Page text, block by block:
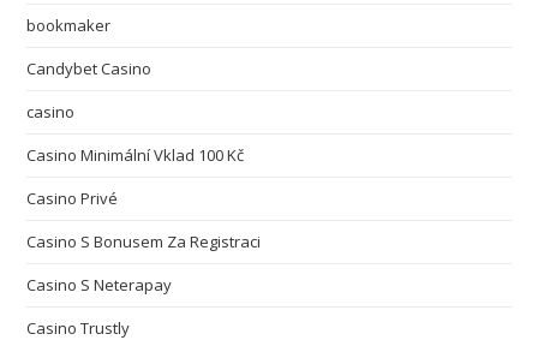
bookmaker
Candybet Casino
casino
Casino Minimální Vklad 100 Kč
Casino Privé
Casino S Bonusem Za Registraci
Casino S Neterapay
Casino Trustly